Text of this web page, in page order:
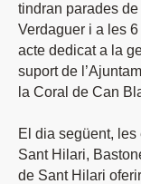
tindran parades
Verdaguer i a les
acte dedicat a la
suport de
la Coral de Can
El dia següent,
Sant Hilari,
de Sant Hilari